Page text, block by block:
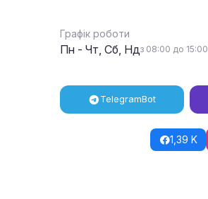
Графік роботи
Пн - Чт, Сб, Ндз 08:00 до 15:00
TelegramBot
1,39 K